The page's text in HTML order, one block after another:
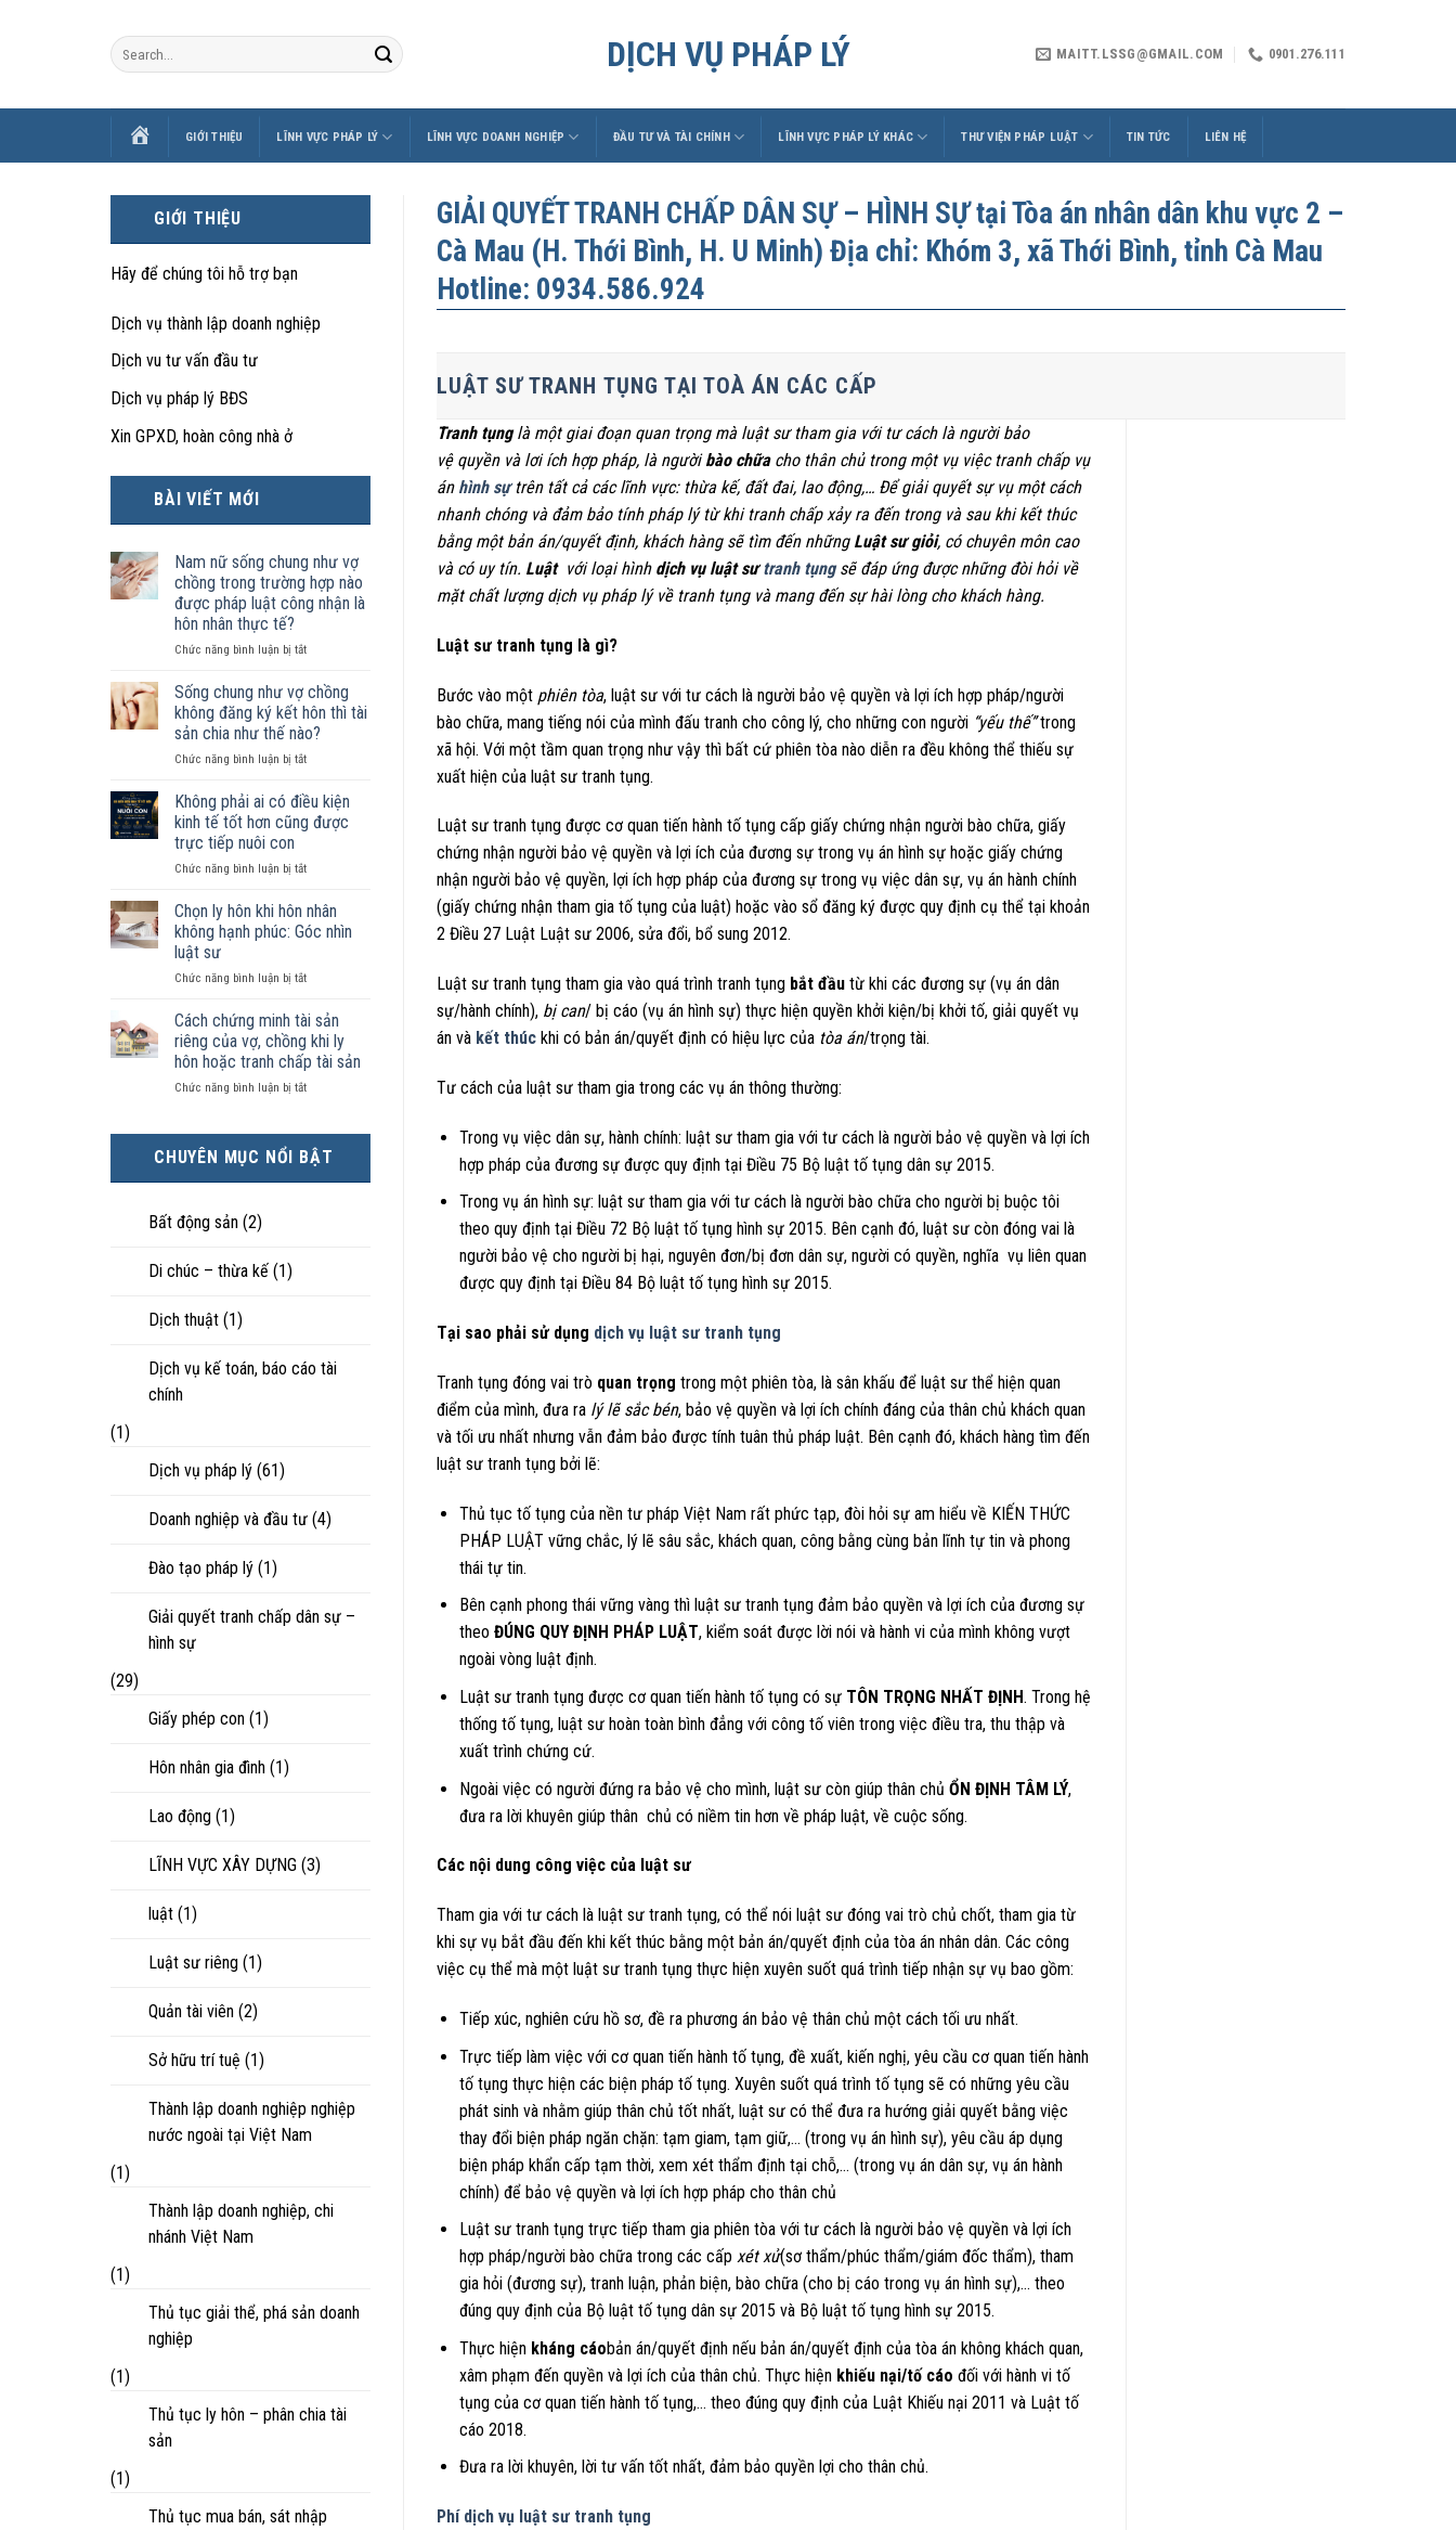
DỊCH VỤ PHÁP LÝ MAITT.LSSG@GMAIL.COM 0901.276.111
TRANGGIỚI THIỆU LĨNH VỰC PHÁP LÝ LĨNH VỰC DOANH NGHIỆP ĐẦU TƯ VÀ TÀI CHÍNH LĨNH VỰC PHÁP LÝ KHÁC THƯ VIỆN PHÁP LUẬT TIN TỨC LIÊN HỆ
GIỚI THIỆU
Hãy để chúng tôi hỗ trợ bạn
Dịch vụ thành lập doanh nghiệp
Dịch vu tư vấn đầu tư
Dịch vụ pháp lý BĐS
Xin GPXD, hoàn công nhà ở
BÀI VIẾT MỚI
Nam nữ sống chung như vợ
chồng trong trường hợp nào
được pháp luật công nhận là
hôn nhân thực tế?
Chức năng bình luận bị tắtở
nữ
sống
chung
như
vợ
trong
trường
hợp
được
luật
công
hôn
thực
tế?
Sống chung như vợ chồng
không đăng ký kết hôn thì tài
sản chia như thế nào?
Chức năng bình luận bị tắtở
chung
như
vợ
không
ký
kết
hôn
tài
chia
như
nào?
Không phải ai có điều kiện
kinh tế tốt hơn cũng được
trực tiếp nuôi con
Chức năng bình luận bị tắtở
phải
ai
có
kiện
tế
tốt
hơn
cũng
được
con
Chọn ly hôn khi hôn nhân
không hạnh phúc: Góc nhìn
luật sư
Chức năng bình luận bị tắtở
ly
hôn
khi
hôn
nhân
Góc
nhìn
Cách chứng minh tài sản
riêng của vợ, chồng khi ly
hôn hoặc tranh chấp tài sản
Chức năng bình luận bị tắtở
tài
chấp
CHUYÊN MỤC NỔI BẬT
Bất động sản (2)
Di chúc – thừa kế (1)
Dịch thuật (1)
Dịch vụ kế toán, báo cáo tài
chính
(1)
Dịch vụ pháp lý (61)
Doanh nghiệp và đầu tư (4)
Đào tạo pháp lý (1)
Giải quyết tranh chấp dân sự –
hình sự
(29)
Giấy phép con (1)
Hôn nhân gia đình (1)
Lao động (1)
LĨNH VỰC XÂY DỰNG (3)
luật (1)
Luật sư riêng (1)
Quản tài viên (2)
Sở hữu trí tuệ (1)
Thành lập doanh nghiệp nghiệp
nước ngoài tại Việt Nam
(1)
Thành lập doanh nghiệp, chi
nhánh Việt Nam
(1)
Thủ tục giải thể, phá sản doanh
nghiệp
(1)
Thủ tục ly hôn – phân chia tài
sản
(1)
Thủ tục mua bán, sát nhập
GIẢI QUYẾT TRANH CHẤP DÂN SỰ – HÌNH SỰ tại Tòa án nhân dân khu vực 2 –
Cà Mau (H. Thới Bình, H. U Minh) Địa chỉ: Khóm 3, xã Thới Bình, tỉnh Cà Mau
Hotline: 0934.586.924
LUẬT SƯ TRANH TỤNG TẠI TOÀ ÁN CÁC CẤP
Tranh tụnglà một giai đoạn quan trọng mà luật sư tham gia với tư cách là người bảo
vệ quyền và lơi ích hợp pháp, là ngườibào chữacho thân chủ trong một vụ việc tranh chấp vụ
án hình sựtrên tất cả các lĩnh vực: thừa kế, đất đai, lao động,… Để giải quyết sự vụ một cách
nhanh chóng và đảm bảo tính pháp lý từ khi tranh chấp xảy ra đến trong và sau khi kết thúc
bằng một bản án/quyết định, khách hàng sẽ tìm đến những Luật sư giỏi, có chuyên môn cao
và có uy tín. Luật với loại hình dịch vụ luật sưtranh tụngsẽ đáp ứng được những đòi hỏi về
mặt chất lượng dịch vụ pháp lý về tranh tụng và mang đến sự hài lòng cho khách hàng.
Luật sư tranh tụng là gì?
Bước vào một phiên tòa, luật sư với tư cách là người bảo vệ quyền và lợi ích hợp pháp/người
bào chữa, mang tiếng nói của mình đấu tranh cho công lý, cho những con người “yếu thế”trong
xã hội. Với một tầm quan trọng như vậy thì bất cứ phiên tòa nào diễn ra đều không thể thiếu sự
xuất hiện của luật sư tranh tụng.
Luật sư tranh tụng được cơ quan tiến hành tố tụng cấp giấy chứng nhận người bào chữa, giấy
chứng nhận người bảo vệ quyền và lợi ích của đương sự trong vụ án hình sự hoặc giấy chứng
nhận người bảo vệ quyền, lợi ích hợp pháp của đương sự trong vụ việc dân sự, vụ án hành chính
(giấy chứng nhận tham gia tố tụng của luật) hoặc vào sổ đăng ký được quy định cụ thể tại khoản
2 Điều 27 Luật Luật sư 2006, sửa đổi, bổ sung 2012.
Luật sư tranh tụng tham gia vào quá trình tranh tụng bắt đầu từ khi các đương sự (vụ án dân
sự/hành chính), bị can/ bị cáo (vụ án hình sự) thực hiện quyền khởi kiện/bị khởi tố, giải quyết vụ
án và kết thúc khi có bản án/quyết định có hiệu lực của tòa án/trọng tài.
Tư cách của luật sư tham gia trong các vụ án thông thường:
Trong vụ việc dân sự, hành chính: luật sư tham gia với tư cách là người bảo vệ quyền và lợi ích
hợp pháp của đương sự được quy định tại Điều 75 Bộ luật tố tụng dân sự 2015.
Trong vụ án hình sự: luật sư tham gia với tư cách là người bào chữa cho người bị buộc tôi
theo quy định tại Điều 72 Bộ luật tố tụng hình sự 2015. Bên cạnh đó, luật sư còn đóng vai là
người bảo vệ cho người bị hại, nguyên đơn/bị đơn dân sự, người có quyền, nghĩa vụ liên quan
được quy định tại Điều 84 Bộ luật tố tụng hình sự 2015.
Tại sao phải sử dụng dịch vụ luật sư tranh tụng
Tranh tụng đóng vai trò quan trọng trong một phiên tòa, là sân khấu để luật sư thể hiện quan
điểm của mình, đưa ra lý lẽ sắc bén, bảo vệ quyền và lợi ích chính đáng của thân chủ khách quan
và tối ưu nhất nhưng vẫn đảm bảo được tính tuân thủ pháp luật. Bên cạnh đó, khách hàng tìm đến
luật sư tranh tụng bởi lẽ:
Thủ tục tố tụng của nền tư pháp Việt Nam rất phức tạp, đòi hỏi sự am hiểu về KIẾN THỨC
PHÁP LUẬT vững chắc, lý lẽ sâu sắc, khách quan, công bằng cùng bản lĩnh tự tin và phong
thái tự tin.
Bên cạnh phong thái vững vàng thì luật sư tranh tụng đảm bảo quyền và lợi ích của đương sự
theo ĐÚNG QUY ĐỊNH PHÁP LUẬT, kiểm soát được lời nói và hành vi của mình không vượt
ngoài vòng luật định.
Luật sư tranh tụng được cơ quan tiến hành tố tụng có sự TÔN TRỌNG NHẤT ĐỊNH. Trong hệ
thống tố tụng, luật sư hoàn toàn bình đẳng với công tố viên trong việc điều tra, thu thập và
xuất trình chứng cứ.
Ngoài việc có người đứng ra bảo vệ cho mình, luật sư còn giúp thân chủ ỔN ĐỊNH TÂM LÝ,
đưa ra lời khuyên giúp thân chủ có niềm tin hơn về pháp luật, về cuộc sống.
Các nội dung công việc của luật sư
Tham gia với tư cách là luật sư tranh tụng, có thể nói luật sư đóng vai trò chủ chốt, tham gia từ
khi sự vụ bắt đầu đến khi kết thúc bằng một bản án/quyết định của tòa án nhân dân. Các công
việc cụ thể mà một luật sư tranh tụng thực hiện xuyên suốt quá trình tiếp nhận sự vụ bao gồm:
Tiếp xúc, nghiên cứu hồ sơ, đề ra phương án bảo vệ thân chủ một cách tối ưu nhất.
Trực tiếp làm việc với cơ quan tiến hành tố tụng, đề xuất, kiến nghị, yêu cầu cơ quan tiến hành
tố tụng thực hiện các biện pháp tố tụng. Xuyên suốt quá trình tố tụng sẽ có những yêu cầu
phát sinh và nhằm giúp thân chủ tốt nhất, luật sư có thể đưa ra hướng giải quyết bằng việc
thay đổi biện pháp ngăn chặn: tạm giam, tạm giữ,… (trong vụ án hình sự), yêu cầu áp dụng
biện pháp khẩn cấp tạm thời, xem xét thẩm định tại chỗ,… (trong vụ án dân sự, vụ án hành
chính) để bảo vệ quyền và lợi ích hợp pháp cho thân chủ
Luật sư tranh tụng trực tiếp tham gia phiên tòa với tư cách là người bảo vệ quyền và lợi ích
hợp pháp/người bào chữa trong các cấp xét xử(sơ thẩm/phúc thẩm/giám đốc thẩm), tham
gia hỏi (đương sự), tranh luận, phản biện, bào chữa (cho bị cáo trong vụ án hình sự),… theo
đúng quy định của Bộ luật tố tụng dân sự 2015 và Bộ luật tố tụng hình sự 2015.
Thực hiện kháng cáobản án/quyết định nếu bản án/quyết định của tòa án không khách quan,
xâm phạm đến quyền và lợi ích của thân chủ. Thực hiện khiếu nại/tố cáo đối với hành vi tố
tụng của cơ quan tiến hành tố tụng,… theo đúng quy định của Luật Khiếu nại 2011 và Luật tố
cáo 2018.
Đưa ra lời khuyên, lời tư vấn tốt nhất, đảm bảo quyền lợi cho thân chủ.
Phí dịch vụ luật sư tranh tụng